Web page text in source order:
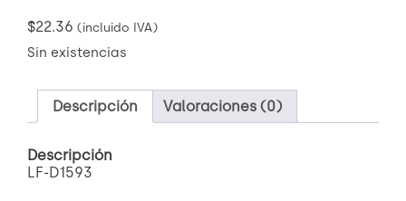
$22.36 (incluido IVA)
Sin existencias
Descripción Valoraciones (0)
Descripción
LF-D1593